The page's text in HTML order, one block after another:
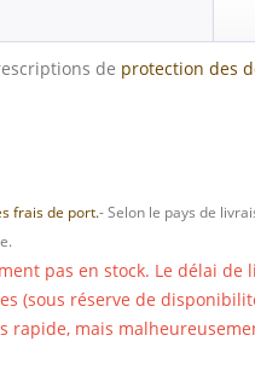
de protection des
frais de port.- Selon le pays de
pas en stock. Le délai de
(sous réserve de
rapide, mais